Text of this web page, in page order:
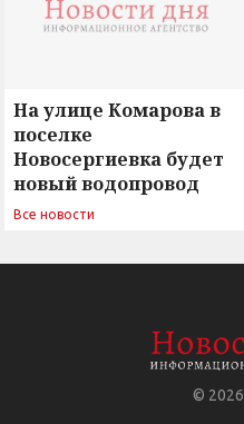
На улице Комарова в
поселке
Новосергиевка будет
новый водопровод
Все новости
© 2026